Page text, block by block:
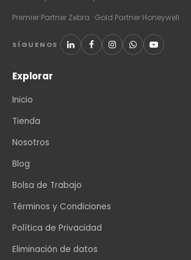
Premier Partner Zebra · Gold Partner Honeywell
SÍGUENOS
Explorar
Inicio
Tienda
Nosotros
Blog
Bolsa de Trabajo
Términos y Condiciones
Política de Privacidad
Eliminación de datos